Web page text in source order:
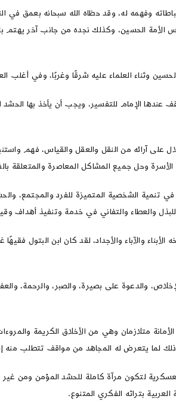
وفهمه له، وقد حظاه الله سبحانه بعمق في
الأمة الحسين، وكذلك نجده من جانب آخر
وثناء العلماء عليه شرقًا وغربًا، وفي
عندها الإمام للتفسير، ويجب أن يأخذ بها
آرائه من النقل والعقل والقياس، فهم
الأسرة وحل جميع المشاكل المعاصرة والمتعلقة
في تنمية الشخصية المتميزة للفرد
للبذل والعطاء والتفاني في خدمة وتنفيذ أهداف
الأبناء والآباء والأجداد، لقد كان ابن
والدعوة على بصيرة، والصبر، والرحمة،
متلازمان وهي من الأخلاق الكريمة
وذلك لما يتعرض له المجاهد من مواقف تتطلب
لتكون مرآة كاملة للحشد المؤمن ومن غير
بتراثه الفكري المتنوع.